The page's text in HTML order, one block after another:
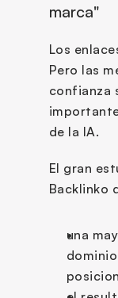
marca"
Los
Pero las
confianza
de la IA.
El gran
Backlinko
una